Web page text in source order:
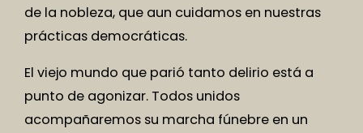
de la nobleza, que aun cuidamos en nuestras
prácticas democráticas.
El viejo mundo que parió tanto delirio está a
punto de agonizar. Todos unidos
acompañaremos su marcha fúnebre en un